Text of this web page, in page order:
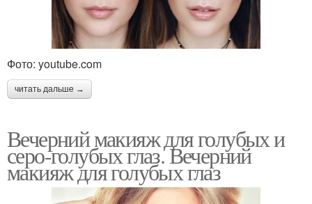
Фото: youtube.com
читать дальше →
Вечерний макияж для голубых и
серо-голубых глаз. Вечерний
макияж для голубых глаз